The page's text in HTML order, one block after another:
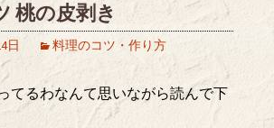
桃の皮剥き
日 料理のコツ・作り方
てるわなんて思いながら読んで下